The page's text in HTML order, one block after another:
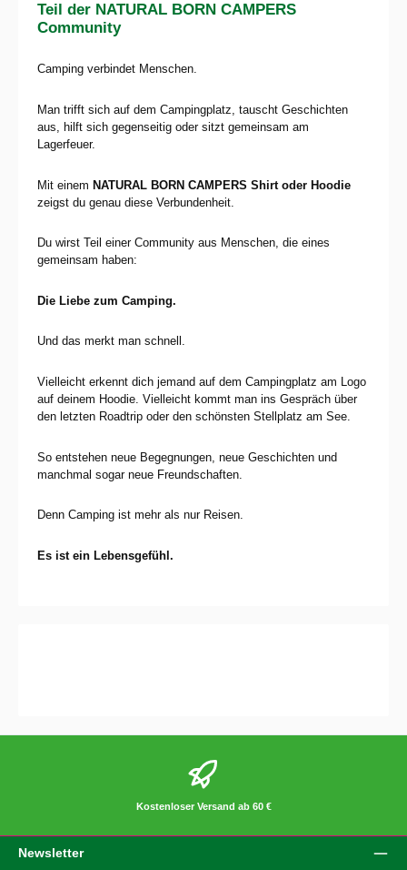
Teil der NATURAL BORN CAMPERS
Community
Camping verbindet Menschen.
Man trifft sich auf dem Campingplatz, tauscht Geschichten
aus, hilft sich gegenseitig oder sitzt gemeinsam am
Lagerfeuer.
Mit einem NATURAL BORN CAMPERS Shirt oder Hoodie
zeigst du genau diese Verbundenheit.
Du wirst Teil einer Community aus Menschen, die eines
gemeinsam haben:
Die Liebe zum Camping.
Und das merkt man schnell.
Vielleicht erkennt dich jemand auf dem Campingplatz am Logo
auf deinem Hoodie. Vielleicht kommt man ins Gespräch über
den letzten Roadtrip oder den schönsten Stellplatz am See.
So entstehen neue Begegnungen, neue Geschichten und
manchmal sogar neue Freundschaften.
Denn Camping ist mehr als nur Reisen.
Es ist ein Lebensgefühl.
Kostenloser Versand ab 60 €
Newsletter